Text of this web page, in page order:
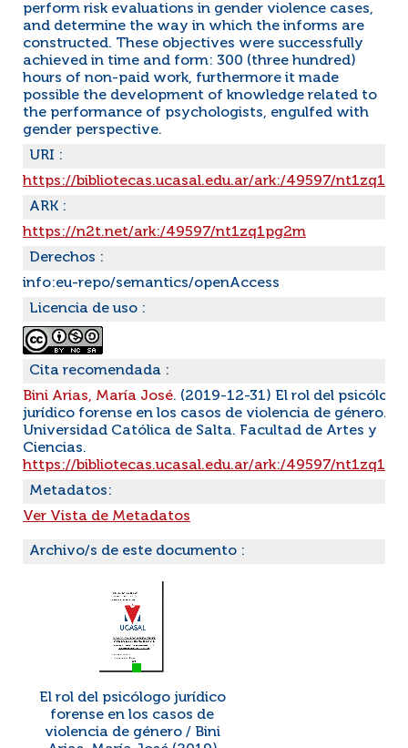
perform risk evaluations in gender violence cases,
and determine the way in which the informs are
constructed. These objectives were successfully
achieved in time and form: 300 (three hundred)
hours of non-paid work, furthermore it made
possible the development of knowledge related to
the performance of psychologists, engulfed with
gender perspective.
URI :
https://bibliotecas.ucasal.edu.ar/ark:/49597/
ARK :
https://n2t.net/ark:/49597/nt1zq1pg2m
Derechos :
info:eu-repo/semantics/openAccess
Licencia de uso :
Cita recomendada :
Bini Arias, María José. (2019-12-31) El rol del psicólogo
jurídico forense en los casos de violencia de género.
Universidad Católica de Salta. Facultad de Artes y
Ciencias.
https://bibliotecas.ucasal.edu.ar/ark:/49597/
Metadatos:
Ver Vista de Metadatos
Archivo/s de este documento :
El rol del psicólogo jurídico
forense en los casos de
violencia de género / Bini